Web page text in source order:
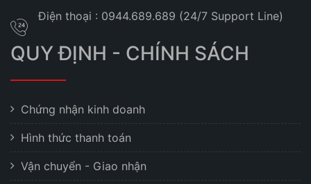
Điện thoại : 0944.689.689 (24/7 Support Line)
QUY ĐỊNH - CHÍNH SÁCH
Chứng nhận kinh doanh
Hình thức thanh toán
Vận chuyển - Giao nhận